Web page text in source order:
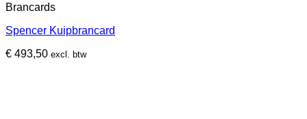
Brancards
Spencer Kuipbrancard
€ 493,50 excl. btw